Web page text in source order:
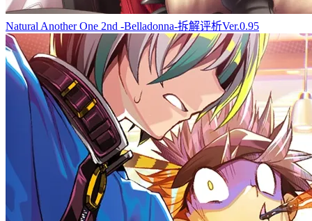
Natural Another One 2nd -Belladonna-拆解评析Ver.0.95